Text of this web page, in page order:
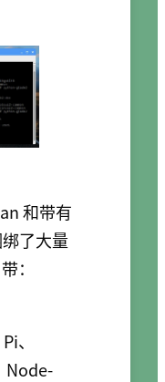
和带有
了大量
：
、
Node-